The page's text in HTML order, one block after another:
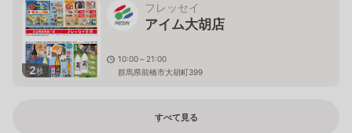
2枚
フレッセイ
アイム大胡店
10:00～21:00
群馬県前橋市大胡町399
すべて見る